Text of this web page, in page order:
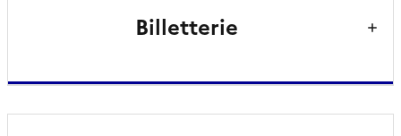
Billetterie